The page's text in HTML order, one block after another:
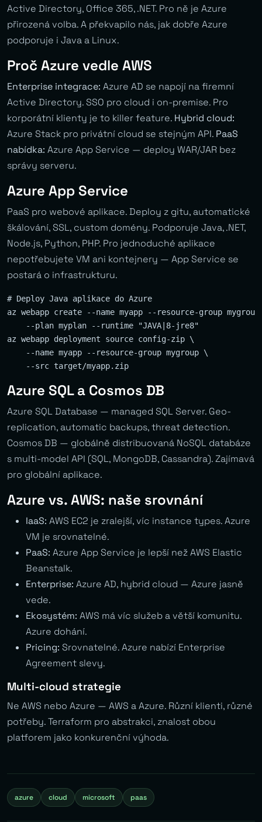
Active Directory, Office 365, .NET. Pro ně je Azure
přirozená volba. A překvapilo nás, jak dobře Azure
podporuje i Java a Linux.
Proč Azure vedle AWS
Enterprise integrace: Azure AD se napojí na firemní
Active Directory. SSO pro cloud i on-premise. Pro
korporátní klienty je to killer feature. Hybrid cloud:
Azure Stack pro privátní cloud se stejným API. PaaS
nabídka: Azure App Service — deploy WAR/JAR bez
správy serveru.
Azure App Service
PaaS pro webové aplikace. Deploy z gitu, automatické
škálování, SSL, custom domény. Podporuje Java, .NET,
Node.js, Python, PHP. Pro jednoduché aplikace
nepotřebujete VM ani kontejnery — App Service se
postará o infrastrukturu.
# Deploy Java aplikace do Azure
az webapp create --name myapp --resource-group
    --plan myplan --runtime "JAVA|8-jre8"
az webapp deployment source config-zip \
    --name myapp --resource-group mygroup \
Azure SQL a Cosmos DB
Azure SQL Database — managed SQL Server. Geo-
replication, automatic backups, threat detection.
Cosmos DB — globálně distribuovaná NoSQL databáze
s multi-model API (SQL, MongoDB, Cassandra). Zajímavá
pro globální aplikace.
Azure vs. AWS: naše srovnání
IaaS: AWS EC2 je zralejší, víc instance types. Azure
VM je srovnatelné.
PaaS: Azure App Service je lepší než AWS Elastic
Beanstalk.
Enterprise: Azure AD, hybrid cloud — Azure jasně
vede.
Ekosystém: AWS má víc služeb a větší komunitu.
Azure dohání.
Pricing: Srovnatelné. Azure nabízí Enterprise
Agreement slevy.
Multi-cloud strategie
Ne AWS nebo Azure — AWS a Azure. Různí klienti, různé
potřeby. Terraform pro abstrakci, znalost obou
platforem jako konkurenční výhoda.
azure cloud microsoft paas